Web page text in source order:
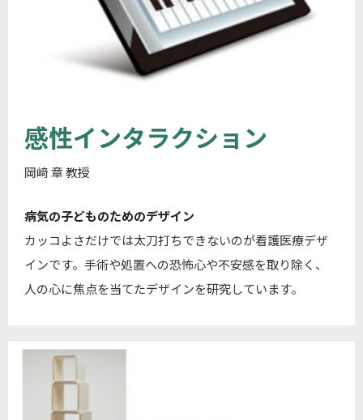
感性インタラクション
岡﨑 章 教授
病気の子どものためのデザイン
カッコよさだけでは太刀打ちできないのが看護医療デザ
インです。手術や処置への恐怖心や不安感を取り除く、
人の心に焦点を当てたデザインを研究しています。